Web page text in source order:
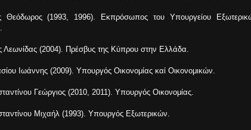
Θεόδωρος (1993, 1996). Εκπρόσωπος του Υπουργείου
Λεωνίδας (2004). Πρέσβυς της Κύπρου στην Ελλάδα.
Ιωάννης (2009). Υπουργός Οικονομίας καί Οικονομικών.
Γεώργιος (2010, 2011). Υπουργός Οικονομίας.
Μιχαήλ (1993). Υπουργός Εξωτερικών.